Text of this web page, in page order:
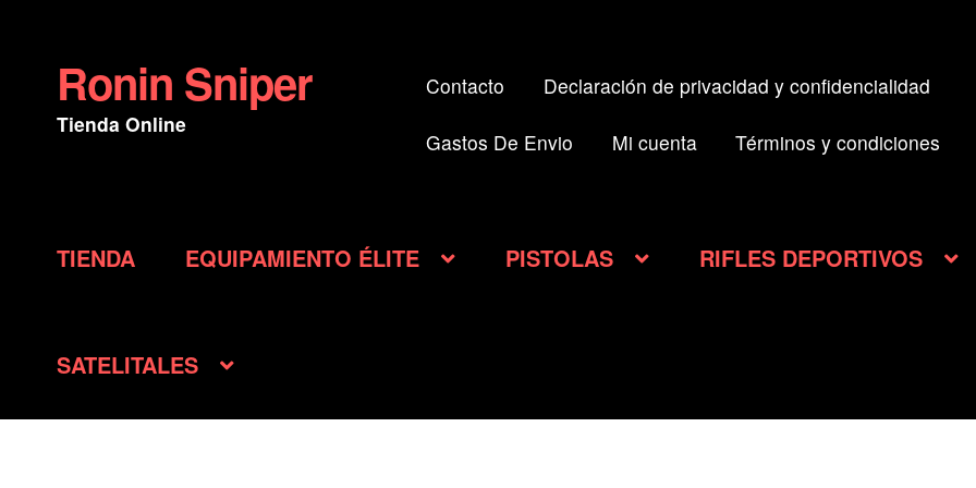
Ir
a
la
Ir
al
contenido
Ronin Sniper
Tienda Online
Contacto Declaración de privacidad y confidencialidad
Gastos De Envio Mi cuenta Términos y condiciones
TIENDA EQUIPAMIENTO ÉLITE PISTOLAS RIFLES DEPORTIVOS
SATELITALES